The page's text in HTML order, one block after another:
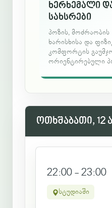
ხერხემალი
სახსრები
პოზის, მოძრაობის
ხარისხისა და
კომფორტის
ორიენტირებული
ოთხშაბათი, 12
22:00 - 23:00
სტუდიაში